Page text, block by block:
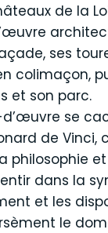
de la
ses
colimaçon,
et son parc.
se
de Vinci,
philosophie
dans la
et les
le